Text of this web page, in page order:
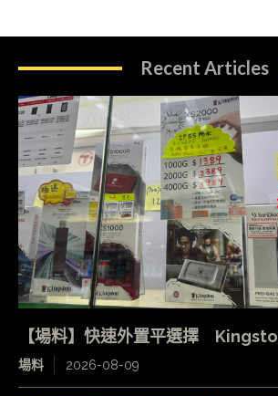
Recent Articles
【場料】快速外置平選擇
場料 2026-08-09